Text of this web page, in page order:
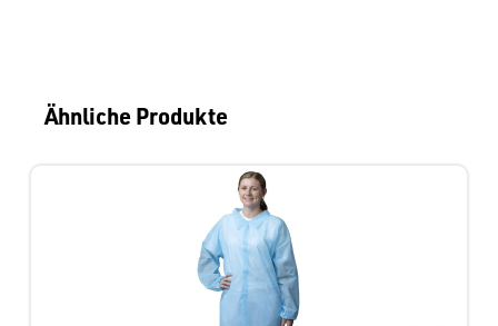
Produktgalerie überspringen
Ähnliche Produkte